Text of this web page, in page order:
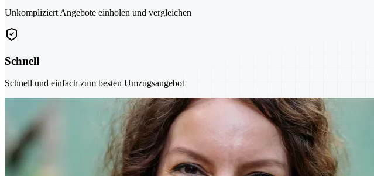
Unkompliziert Angebote einholen und vergleichen
Schnell
Schnell und einfach zum besten Umzugsangebot